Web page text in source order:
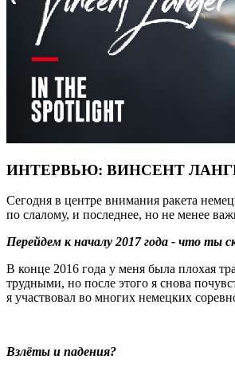
ИНТЕРВЬЮ: ВИНСЕНТ
Сегодня в центре внимания ракета
по слалому, и последнее, но не менее
Перейдем к началу 2017 года - что ты
В конце 2016 года у меня была плохая
трудными, но после этого я снова
я участвовал во многих немецких
Взлёты и падения?